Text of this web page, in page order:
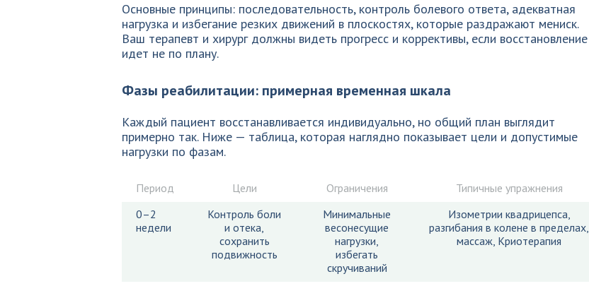
Основные принципы: последовательность, контроль болевого ответа, адекватная
нагрузка и избегание резких движений в плоскостях, которые раздражают мениск.
Ваш терапевт и хирург должны видеть прогресс и коррективы, если восстановление
идет не по плану.
Фазы реабилитации: примерная временная шкала
Каждый пациент восстанавливается индивидуально, но общий план выглядит
примерно так. Ниже — таблица, которая наглядно показывает цели и допустимые
нагрузки по фазам.
Период Цели Ограничения
Типичные упражнения
0–2
недели
Контроль боли
и отека,
сохранить
подвижность
Минимальные
весонесущие
нагрузки,
избегать
скручиваний
Изометрии квадрицепса,
разгибания в колене в пределах,
массаж, Криотерапия